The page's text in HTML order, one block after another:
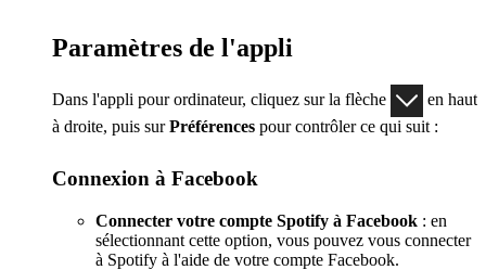
Paramètres de l'appli
Dans l'appli pour ordinateur, cliquez sur la flèche
en haut
à droite, puis surPréférences pour contrôler ce qui suit :
Connexion à Facebook
Connecter votre compte Spotify à Facebook : en
sélectionnant cette option, vous pouvez vous connecter
à Spotify à l'aide de votre compte Facebook.